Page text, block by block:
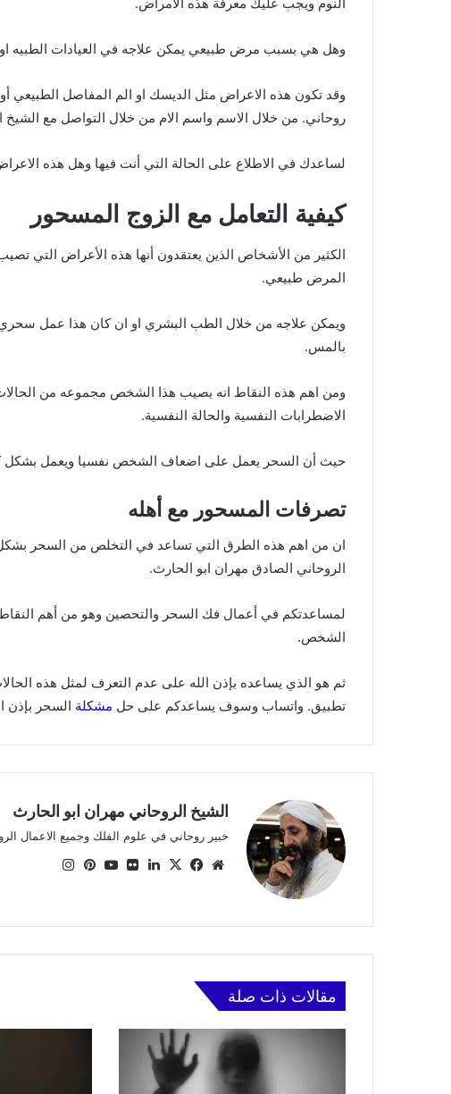
وهل هي بسبب مرض طبيعي يمكن علاجه في العيادات الطبيه
وقد تكون هذه الاعراض مثل الديسك او الم المفاصل
روحاني. من خلال الاسم واسم الام من خلال التواصل مع الشيخ
لساعدك في الاطلاع على الحالة التي أنت فيها وهل هذه
كيفية التعامل مع الزوج المسحور
الكثير من الأشخاص الذين يعتقدون أنها هذه الأعراض التي
المرض طبيعي.
ويمكن علاجه من خلال الطب البشري او ان كان هذا عمل
بالمس.
ومن اهم هذه النقاط انه يصيب هذا الشخص مجموعه من الحالات
الاضطرابات النفسية والحالة النفسية.
حيث أن السحر يعمل على اضعاف الشخص نفسيا ويعمل بشكل
تصرفات المسحور مع أهله
ان من اهم هذه الطرق التي تساعد في التخلص من السحر بشكل
الروحاني الصادق مهران ابو الحارث.
لمساعدتكم في أعمال فك السحر والتحصين وهو من أهم النقاط
الشخص.
ثم هو الذي يساعده بإذن الله على عدم التعرف لمثل هذه
تطبيق. واتساب وسوف يساعدكم على حل مشكلة السحر بإذن
الشيخ الروحاني مهران ابو الحارث
خبير روحاني في علوم الفلك وجميع الاعمال
موقعفيسبوك
X لينكدإن
صور يوتيوببينتيريست
مقالات ذات صلة